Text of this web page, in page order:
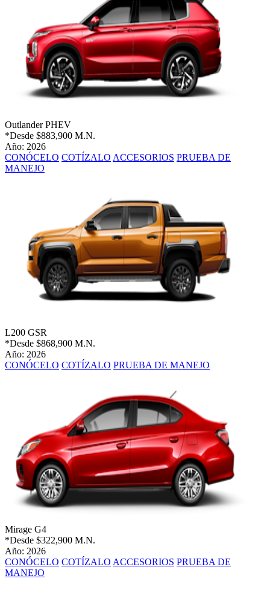
Outlander PHEV
*Desde $883,900 M.N.
Año: 2026
CONÓCELO COTÍZALO ACCESORIOS PRUEBA DE
MANEJO
L200 GSR
*Desde $868,900 M.N.
Año: 2026
CONÓCELO COTÍZALO PRUEBA DE MANEJO
Mirage G4
*Desde $322,900 M.N.
Año: 2026
CONÓCELO COTÍZALO ACCESORIOS PRUEBA DE
MANEJO